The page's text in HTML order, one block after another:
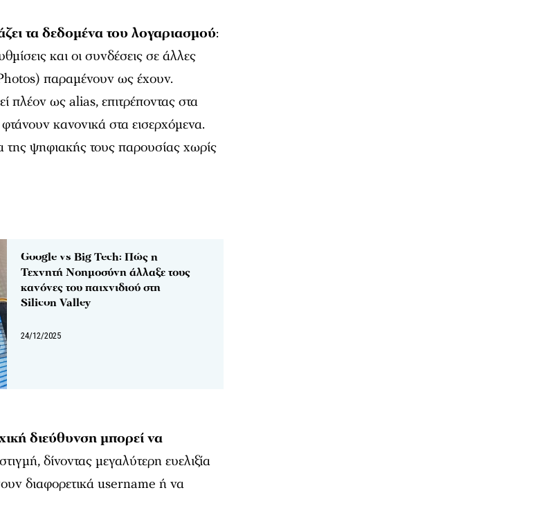
τα δεδομένα του λογαριασμού:
και οι συνδέσεις σε άλλες
παραμένουν ως έχουν.
πλέον ως alias, επιτρέποντας στα
κανονικά στα εισερχόμενα.
της ψηφιακής τους παρουσίας χωρίς
Google vs Big Tech: Πώς η
Τεχνητή Νοημοσύνη άλλαξε τους
κανόνες του παιχνιδιού στη
Silicon Valley
24/12/2025
διεύθυνση μπορεί να
δίνοντας μεγαλύτερη ευελιξία
διαφορετικά username ή να